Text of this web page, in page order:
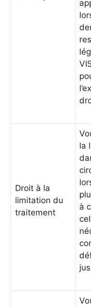
Droit à la
limitation du
traitement
la
à